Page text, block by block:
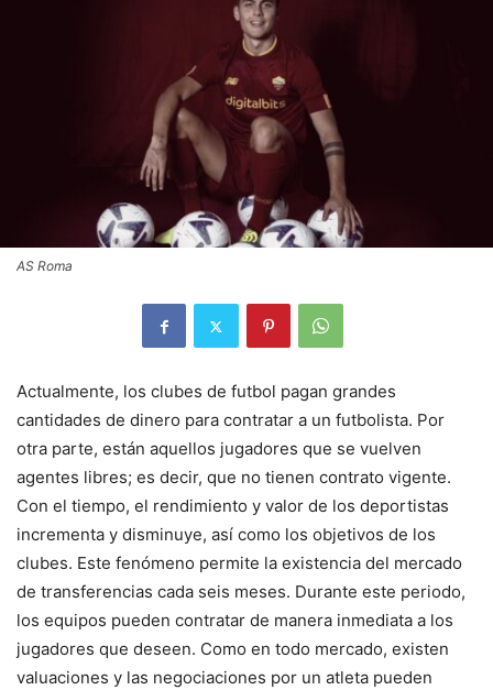
AS Roma
Actualmente, los clubes de futbol pagan grandes
cantidades de dinero para contratar a un futbolista. Por
otra parte, están aquellos jugadores que se vuelven
agentes libres; es decir, que no tienen contrato vigente.
Con el tiempo, el rendimiento y valor de los deportistas
incrementa y disminuye, así como los objetivos de los
clubes. Este fenómeno permite la existencia del mercado
de transferencias cada seis meses. Durante este periodo,
los equipos pueden contratar de manera inmediata a los
jugadores que deseen. Como en todo mercado, existen
valuaciones y las negociaciones por un atleta pueden